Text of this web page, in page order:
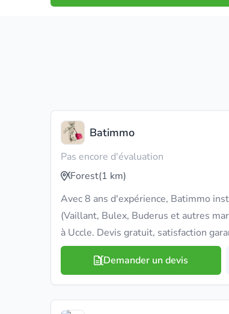
Batimmo
Pas encore d'évaluation
Forest(1 km)
Avec 8 ans d'expérience, Batimmo
(Vaillant, Bulex, Buderus et autres
à Uccle. Devis gratuit, satisfaction
Demander un devis